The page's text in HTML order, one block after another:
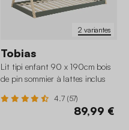
2 variantes
Tobias
Lit tipi enfant 90 x 190cm bois
de pin sommier à lattes inclus
4.7 (57)
89,99 €